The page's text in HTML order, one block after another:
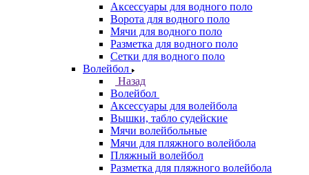
Аксессуары для водного поло
Ворота для водного поло
Мячи для водного поло
Разметка для водного поло
Сетки для водного поло
Волейбол
Назад
Волейбол
Аксессуары для волейбола
Вышки, табло судейские
Мячи волейбольные
Мячи для пляжного волейбола
Пляжный волейбол
Разметка для пляжного волейбола